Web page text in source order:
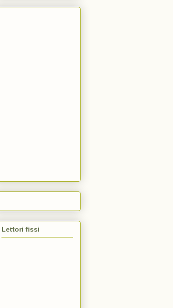
Lettori fissi